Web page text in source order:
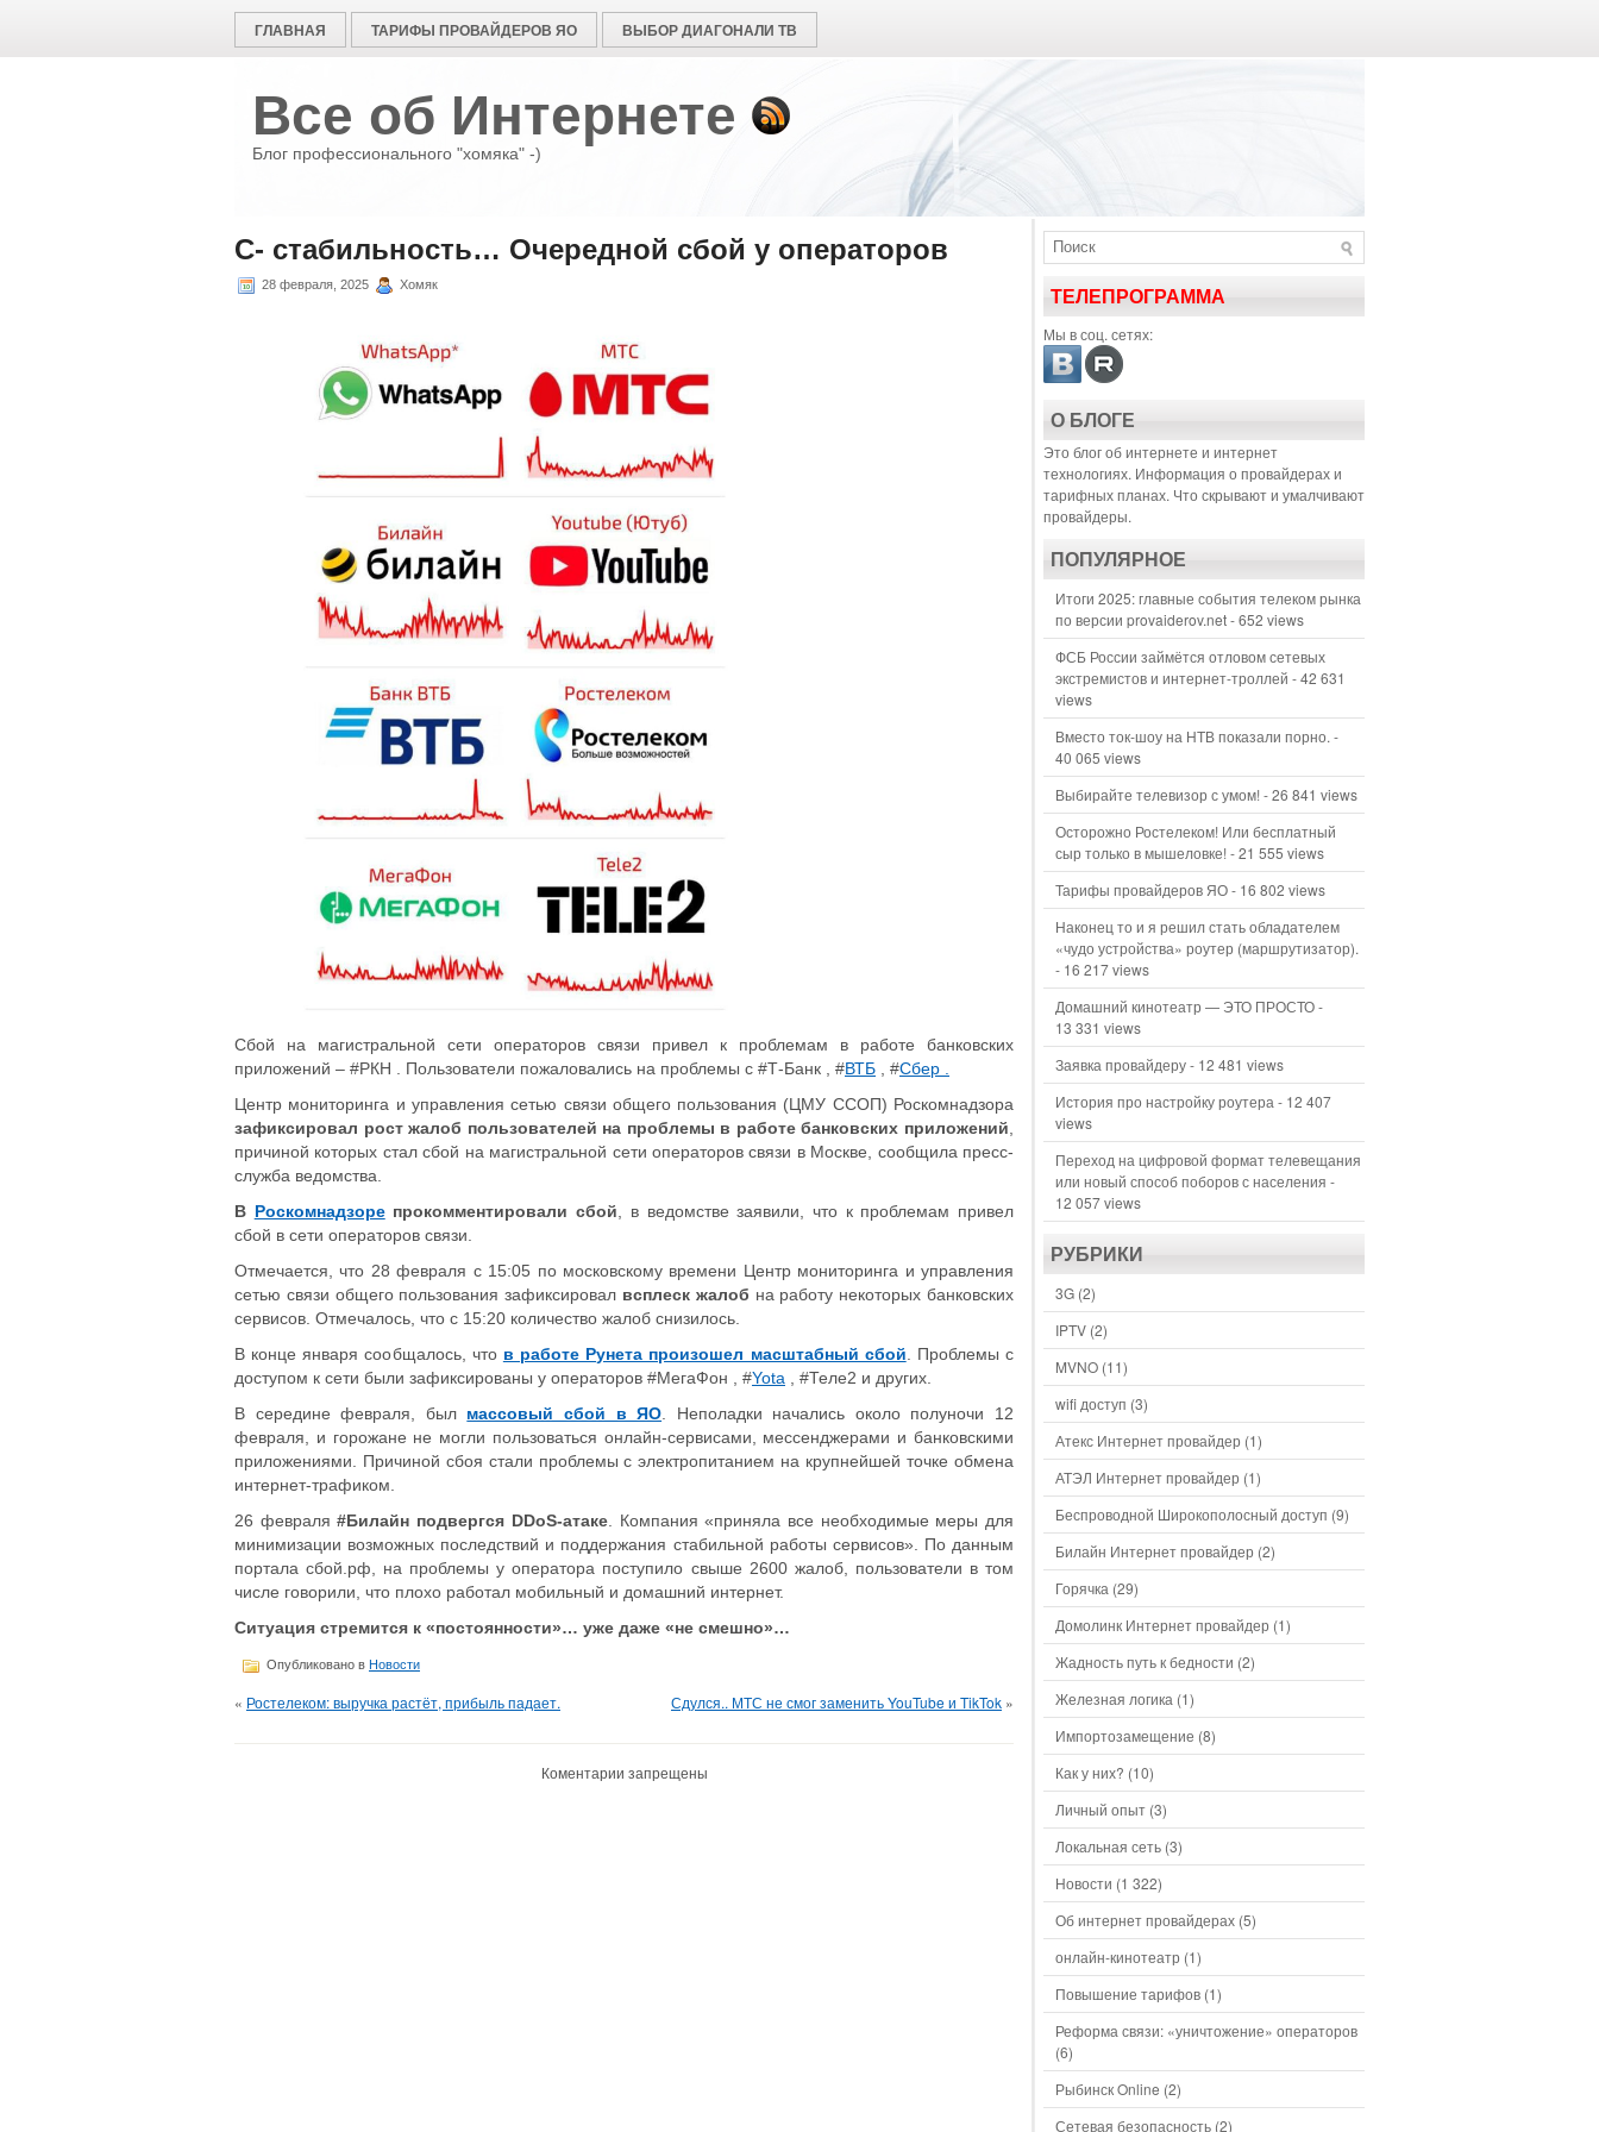
ГЛАВНАЯ ТАРИФЫ ПРОВАЙДЕРОВ ЯО ВЫБОР ДИАГОНАЛИ ТВ
Все об Интернете
Блог профессионального "хомяка" -)
С- стабильность… Очередной сбой у операторов
28 февраля, 2025 Хомяк
Сбой на магистральной сети операторов связи привел к проблемам в работе банковских
приложений – #РКН . Пользователи пожаловались на проблемы с #Т-Банк , #ВТБ , #Сбер .
Центр мониторинга и управления сетью связи общего пользования (ЦМУ ССОП) Роскомнадзора
зафиксировал рост жалоб пользователей на проблемы в работе банковских приложений
причиной которых стал сбой на магистральной сети операторов связи в Москве, сообщила пресс-
служба ведомства.
В Роскомнадзорепрокомментировали сбой , в ведомстве заявили, что к проблемам привел
сбой в сети операторов связи.
Отмечается, что 28 февраля с 15:05 по московскому времени Центр мониторинга и управления
сетью связи общего пользования зафиксировал всплеск жалоб на работу некоторых банковских
сервисов. Отмечалось, что с 15:20 количество жалоб снизилось.
В конце января сообщалось, что в работе Рунета произошел масштабный сбой . Проблемы с
доступом к сети были зафиксированы у операторов #МегаФон , #Yota , #Теле2 и других.
В середине февраля, был массовый сбой в ЯО . Неполадки начались около полуночи 12
февраля, и горожане не могли пользоваться онлайн-сервисами, мессенджерами и банковскими
приложениями. Причиной сбоя стали проблемы с электропитанием на крупнейшей точке обмена
интернет-трафиком.
26 февраля#Билайн подвергся DDoS-атаке. Компания «приняла все необходимые меры для
минимизации возможных последствий и поддержания стабильной работы сервисов». По данным
портала сбой.рф, на проблемы у оператора поступило свыше 2600 жалоб, пользователи в том
числе говорили, что плохо работал мобильный и домашний интернет.
Ситуация стремится к «постоянности»… уже даже «не смешно»…
Опубликовано в Новости
« Ростелеком: выручка растёт, прибыль падает. Сдулся.. МТС не смог заменить YouTube и TikTok »
Коментарии запрещены
ТЕЛЕПРОГРАММА
Мы в соц. сетях:
О БЛОГЕ
Это блог об интернете и интернет
технологиях. Информация о провайдерах и
тарифных планах. Что скрывают и умалчивают
провайдеры.
ПОПУЛЯРНОЕ
Итоги 2025: главные события телеком рынка
по версии provaiderov.net- 652 views
ФСБ России займётся отловом сетевых
экстремистов и интернет-троллей - 42 631
views
Вместо ток-шоу на НТВ показали порно. -
40 065 views
Выбирайте телевизор с умом!- 26 841 views
Осторожно Ростелеком! Или бесплатный
сыр только в мышеловке!- 21 555 views
Тарифы провайдеров ЯО- 16 802 views
Наконец то и я решил стать обладателем
«чудо устройства» роутер (маршрутизатор).
- 16 217 views
Домашний кинотеатр — ЭТО ПРОСТО-
13 331 views
Заявка провайдеру- 12 481 views
История про настройку роутера - 12 407
views
Переход на цифровой формат телевещания
или новый способ поборов с населения -
12 057 views
РУБРИКИ
3G (2)
IPTV (2)
MVNO (11)
wifi доступ (3)
Атекс Интернет провайдер (1)
АТЭЛ Интернет провайдер (1)
Беспроводной Широкополосный доступ (9)
Билайн Интернет провайдер (2)
Горячка (29)
Домолинк Интернет провайдер (1)
Жадность путь к бедности (2)
Железная логика (1)
Импортозамещение (8)
Как у них? (10)
Личный опыт (3)
Локальная сеть (3)
Новости (1 322)
Об интернет провайдерах (5)
онлайн-кинотеатр (1)
Повышение тарифов (1)
Реформа связи: «уничтожение» операторов
(6)
Рыбинск Online (2)
Сетевая безопасность (2)